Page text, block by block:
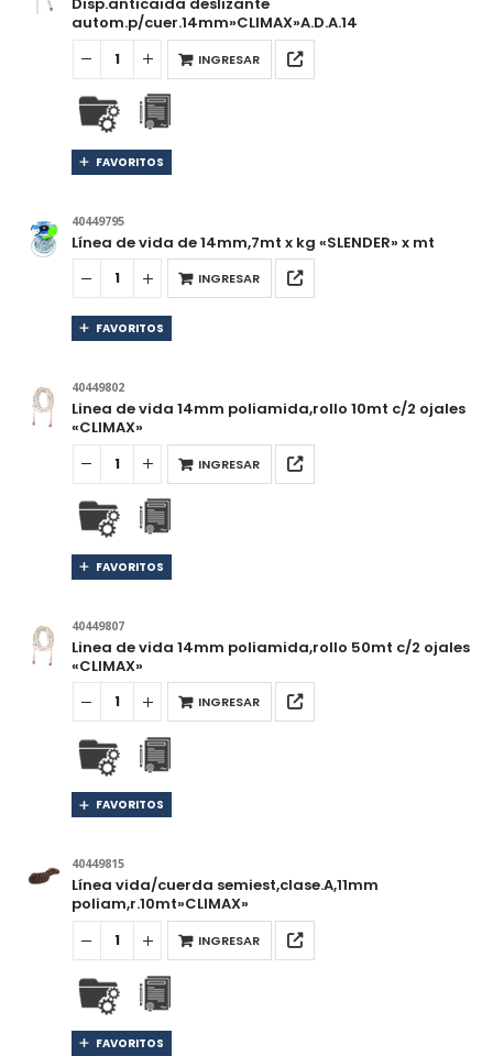
autom.p/cuer.14mm»CLIMAX»A.D.A.14
INGRESAR
FAVORITOS
40449795
Línea de vida de 14mm,7mt x kg «SLENDER» x mt
INGRESAR
FAVORITOS
40449802
Linea de vida 14mm poliamida,rollo 10mt c/2 ojales
«CLIMAX»
INGRESAR
FAVORITOS
40449807
Linea de vida 14mm poliamida,rollo 50mt c/2 ojales
«CLIMAX»
INGRESAR
FAVORITOS
40449815
Línea vida/cuerda semiest,clase.A,11mm
poliam,r.10mt»CLIMAX»
INGRESAR
FAVORITOS